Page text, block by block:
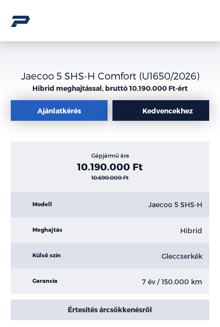
Jaecoo 5 SHS-H Comfort (U1650/2026)
Hibrid meghajtással, bruttó 10.190.000 Ft-ért
Ajánlatkérés Kedvencekhez
Gépjármű ára
10.190.000 Ft
10.690.000 Ft
Modell Jaecoo 5 SHS-H
Meghajtás Hibrid
Külső szín Gleccserkék
Garancia 7 év / 150.000 km
Értesítés árcsökkenésről